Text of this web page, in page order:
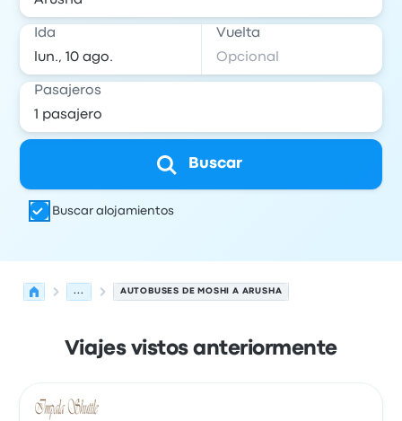
Ida Vuelta
Pasajeros
Buscar
Buscar alojamientos
... AUTOBUSES DE MOSHI A ARUSHA
Viajes vistos anteriormente